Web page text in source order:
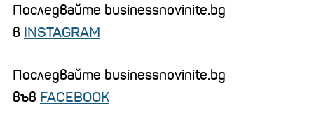
Последвайте businessnovinite.bg
в INSTAGRAM
Последвайте businessnovinite.bg
във FACEBOOK